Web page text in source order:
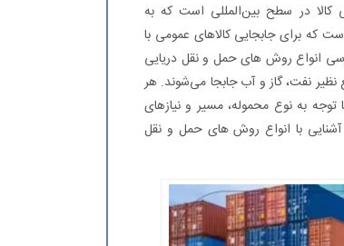
در سطح بین‌المللی است که به
که برای جابجایی کالاهای عمومی با
بررسی انواع روش های حمل و نقل دریایی
نظیر نفت، گاز و آب جابجا می‌شوند. هر
به نوع محموله، مسیر و نیازهای
با انواع روش های حمل و نقل